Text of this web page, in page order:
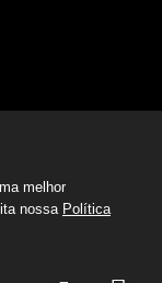
melhor
nossa Política